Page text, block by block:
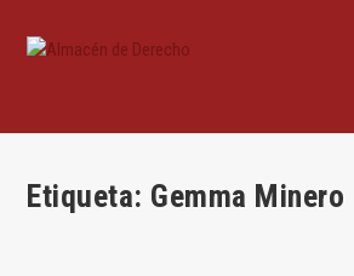
Etiqueta: Gemma Minero